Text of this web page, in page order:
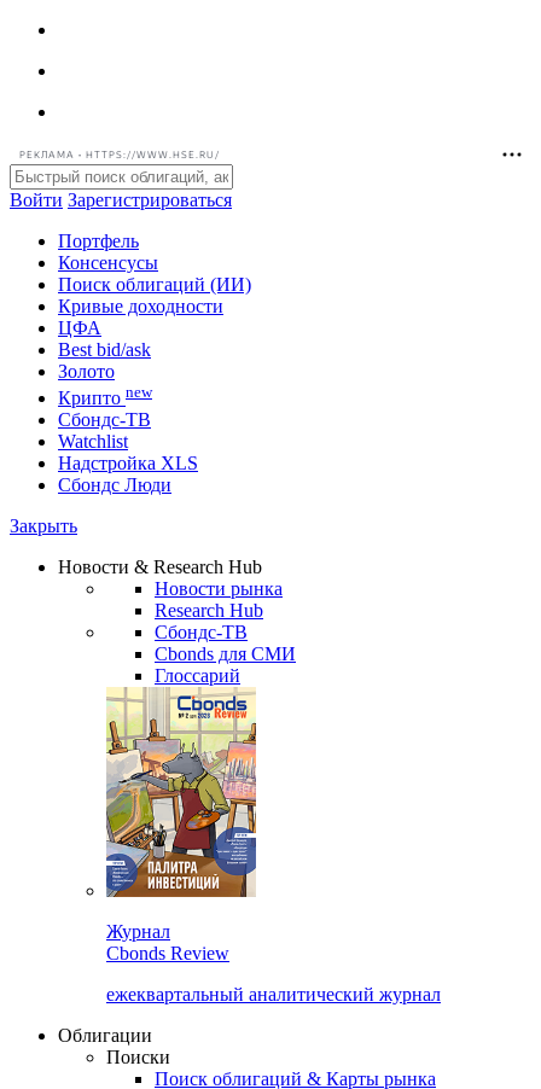
РЕКЛАМА • HTTPS://WWW.HSE.RU/
Войти Зарегистрироваться
Портфель
Консенсусы
Поиск облигаций (ИИ)
Кривые доходности
ЦФА
Best bid/ask
Золото
Крипто new
Сбондс-ТВ
Watchlist
Надстройка XLS
Сбондс Люди
Закрыть
Новости & Research Hub
Новости рынка
Research Hub
Сбондс-ТВ
Cbonds для СМИ
Глоссарий
Журнал
Cbonds Review
ежеквартальный аналитический журнал
Облигации
Поиски
Поиск облигаций & Карты рынка